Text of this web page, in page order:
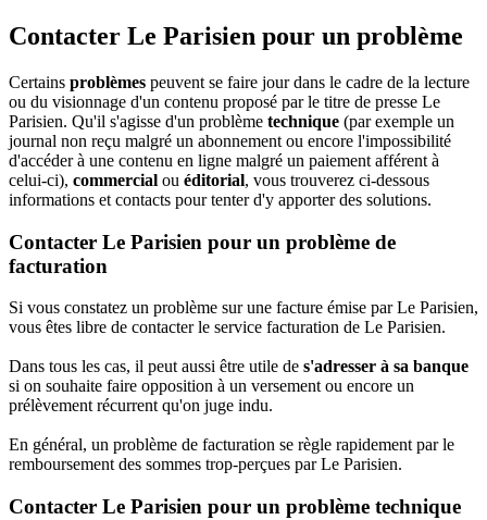
Contacter Le Parisien pour un problème
Certains problèmes peuvent se faire jour dans le cadre de la lecture
ou du visionnage d'un contenu proposé par le titre de presse Le
Parisien. Qu'il s'agisse d'un problème technique (par exemple un
journal non reçu malgré un abonnement ou encore l'impossibilité
d'accéder à une contenu en ligne malgré un paiement afférent à
celui-ci), commercial ou éditorial, vous trouverez ci-dessous
informations et contacts pour tenter d'y apporter des solutions.
Contacter Le Parisien pour un problème de
facturation
Si vous constatez un problème sur une facture émise par Le Parisien,
vous êtes libre de contacter le service facturation de Le Parisien.
Dans tous les cas, il peut aussi être utile de s'adresser à sa banque
si on souhaite faire opposition à un versement ou encore un
prélèvement récurrent qu'on juge indu.
En général, un problème de facturation se règle rapidement par le
remboursement des sommes trop-perçues par Le Parisien.
Contacter Le Parisien pour un problème technique